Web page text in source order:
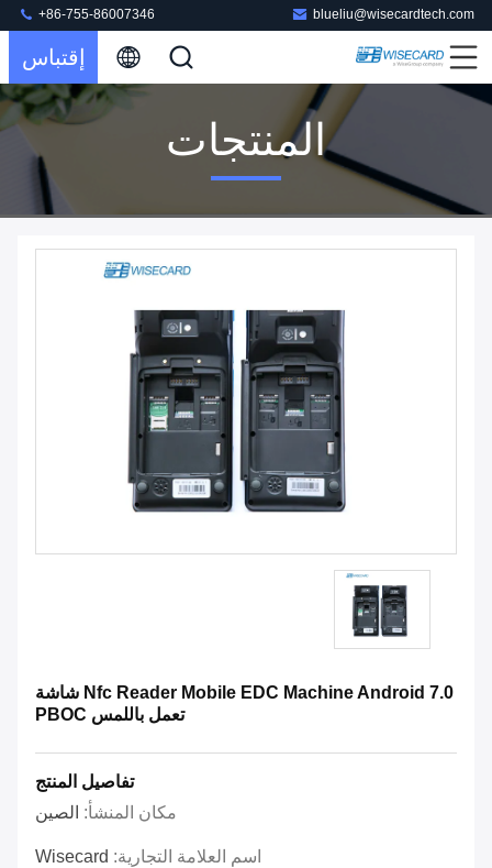
blueliu@wisecardtech.com
+86-755-86007346
إقتباس
المنتجات
Nfc Reader Mobile EDC Machine Android 7.0 شاشة
تعمل باللمس PBOC
تفاصيل المنتج
مكان المنشأ: الصين
اسم العلامة التجارية: Wisecard